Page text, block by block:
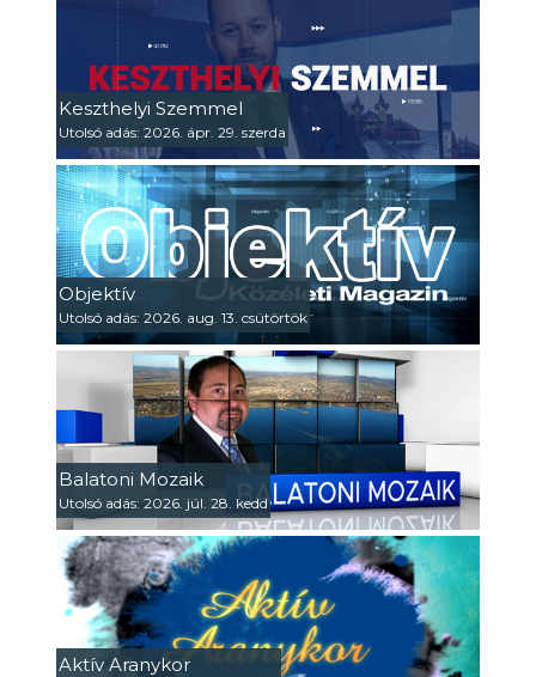
Keszthelyi Szemmel
Utolsó adás: 2026. ápr. 29. szerda
Objektív
Utolsó adás: 2026. aug. 13. csütörtök
Balatoni Mozaik
Utolsó adás: 2026. júl. 28. kedd
Aktív Aranykor